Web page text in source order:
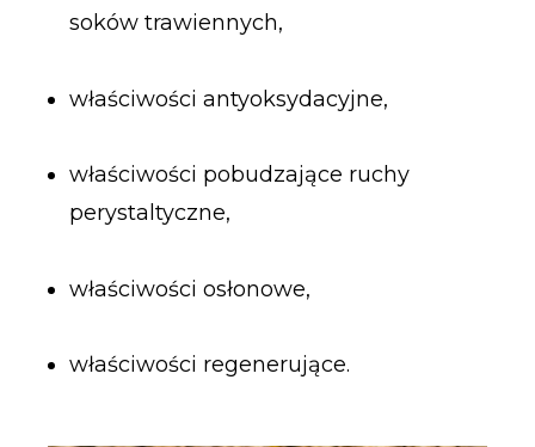
soków trawiennych,
właściwości antyoksydacyjne,
właściwości pobudzające ruchy
perystaltyczne,
właściwości osłonowe,
właściwości regenerujące.